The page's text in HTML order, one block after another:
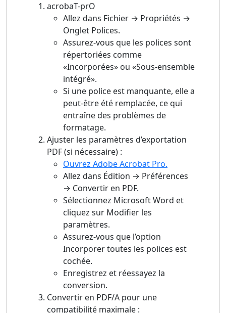
acrobaT-prO
Allez dans Fichier → Propriétés →
Onglet Polices.
Assurez-vous que les polices sont
répertoriées comme
«Incorporées» ou «Sous-ensemble
intégré».
Si une police est manquante, elle a
peut-être été remplacée, ce qui
entraîne des problèmes de
formatage.
Ajuster les paramètres d’exportation
PDF (si nécessaire) :
Ouvrez Adobe Acrobat Pro.
Allez dans Édition → Préférences
→ Convertir en PDF.
Sélectionnez Microsoft Word et
cliquez sur Modifier les
paramètres.
Assurez-vous que l’option
Incorporer toutes les polices est
cochée.
Enregistrez et réessayez la
conversion.
Convertir en PDF/A pour une
compatibilité maximale :